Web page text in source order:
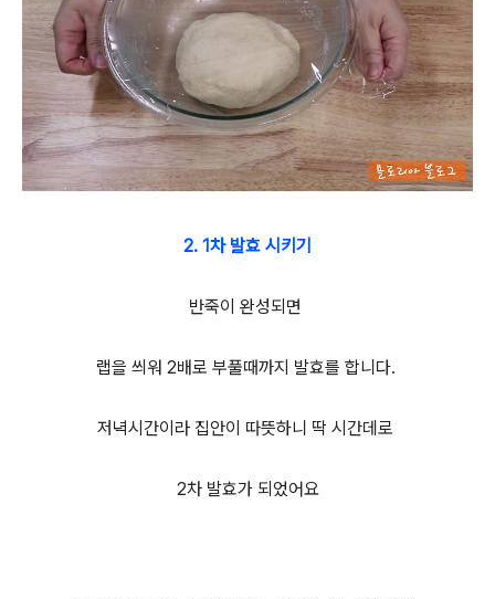
2. 1차 발효 시키기
반죽이 완성되면
랩을 씌워 2배로 부풀때까지 발효를 합니다.
저녁시간이라 집안이 따뜻하니 딱 시간데로
2차 발효가 되었어요